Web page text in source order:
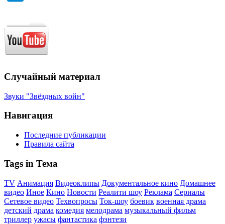
Случайный материал
Звуки "Звёздных войн"
Навигация
Последние публикации
Правила сайта
Tags in Тема
TV Анимация Видеоклипы Документальное кино Домашнее
видео Иное Кино Новости Реалити шоу Реклама Сериалы
Сетевое видео Техвопросы Ток-шоу боевик военная драма
детский драма комедия мелодрама музыкальный фильм
триллер ужасы фантастика фэнтези